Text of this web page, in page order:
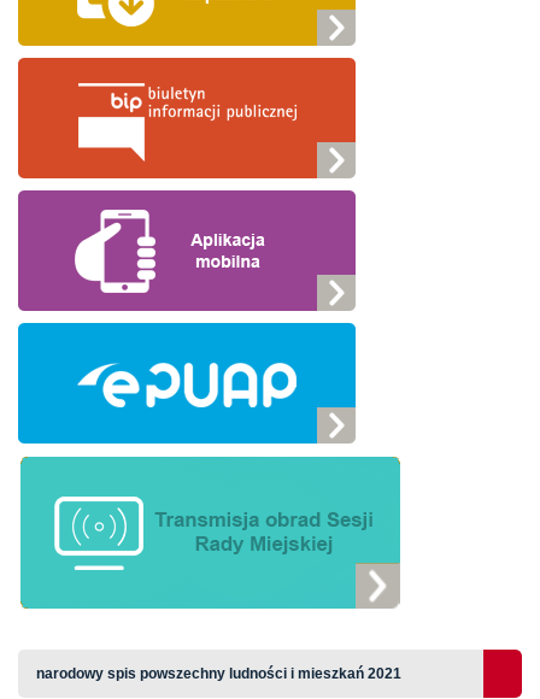
narodowy spis powszechny ludności i mieszkań 2021